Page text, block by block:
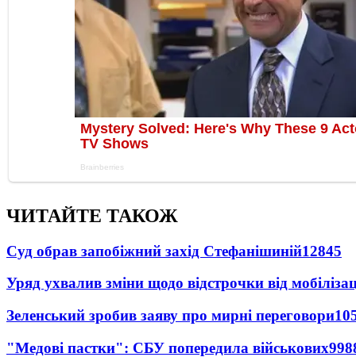
ЧИТАЙТЕ ТАКОЖ
Суд обрав запобіжний захід Стефанішиній12845
Уряд ухвалив зміни щодо відстрочки від
Зеленський зробив заяву про мирні переговори
"Медові пастки": СБУ попередила військових